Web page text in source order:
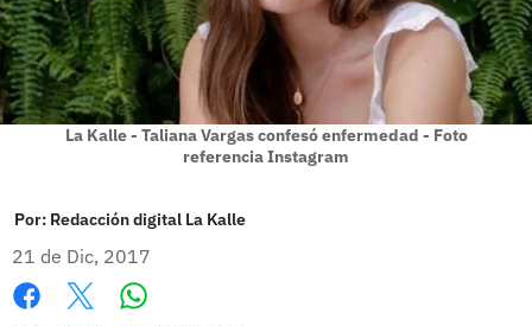
La Kalle - Taliana Vargas confesó enfermedad - Foto
referencia Instagram
Por: Redacción digital La Kalle
21 de Dic, 2017
Facebook
X